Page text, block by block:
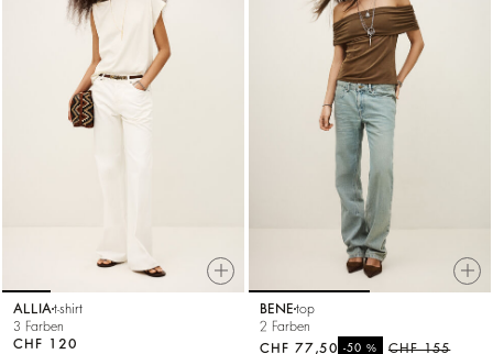
ALLIA t-shirt
3 Farben
CHF 120
BENE top
2 Farben
CHF 155
-50 %
CHF 77,50